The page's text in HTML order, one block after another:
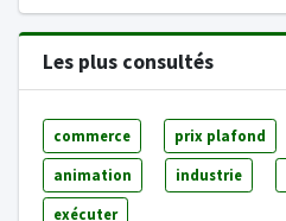
Les plus consultés
commerce prix plafond
animation industrie
exécuter